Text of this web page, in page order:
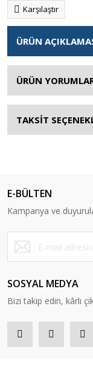
Karşılaştır
ÜRÜN
ÜRÜN
TAKSİT
E-BÜLTEN
Kampanya ve
SOSYAL MEDYA
Bizi takip edin, kârlı